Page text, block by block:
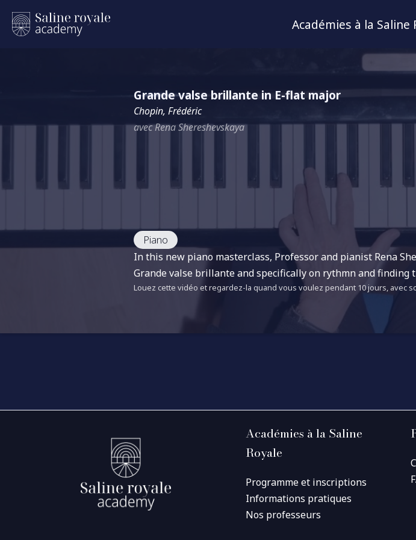
Académies à la Saline
Grande valse brillante in E-flat major
Chopin, Frédéric
avec Rena Shereshevskaya
Piano
In this new piano masterclass, Professor and pianist Rena
Grande valse brillante and specifically on rythmn and finding
Louez cette vidéo et regardez-la quand vous voulez pendant 10 jours, avec
Académies à la Saline
Royale
Programme et inscriptions
Informations pratiques
Nos professeurs